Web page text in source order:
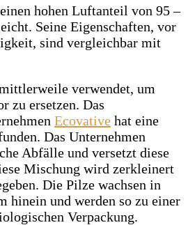
hohen Luftanteil von 95 –
Seine Eigenschaften, vor
sind vergleichbar mit
verwendet, um
zu ersetzen. Das
Ecovative hat eine
Das Unternehmen
Abfälle und versetzt diese
Mischung wird zerkleinert
Die Pilze wachsen in
hinein und werden so zu einer
Verpackung.